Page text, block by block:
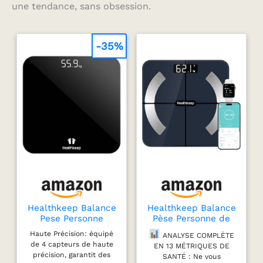
une tendance, sans obsession.
Healthkeep Balance
Pese Personne
Numérique, Haute
Précision avec
Affichage Lumineux,
Technologie Step-On
Haute Précision: équipé
de 4 capteurs de haute
précision, garantit des
-35%
Healthkeep Balance
Pèse Personne de
Haute Précision
Impédancemètre
Bluetooth Connectée
avec App 13
ANALYSE COMPLÈTE
EN 13 MÉTRIQUES DE
SANTÉ : Ne vous